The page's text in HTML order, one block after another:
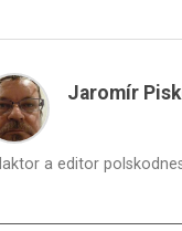
Jaromír
a editor